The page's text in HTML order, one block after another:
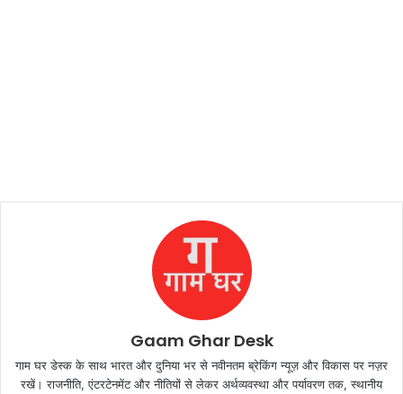
Gaam Ghar Desk
गाम घर डेस्क के साथ भारत और दुनिया भर से नवीनतम ब्रेकिंग न्यूज़ और विकास पर नज़र
रखें। राजनीति, एंटरटेनमेंट और नीतियों से लेकर अर्थव्यवस्था और पर्यावरण तक, स्थानीय